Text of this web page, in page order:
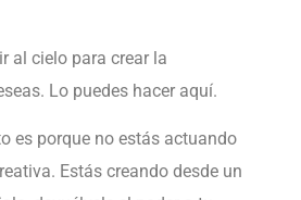
al cielo para crear la
Lo puedes hacer aquí.
es porque no estás actuando
Estás creando desde un